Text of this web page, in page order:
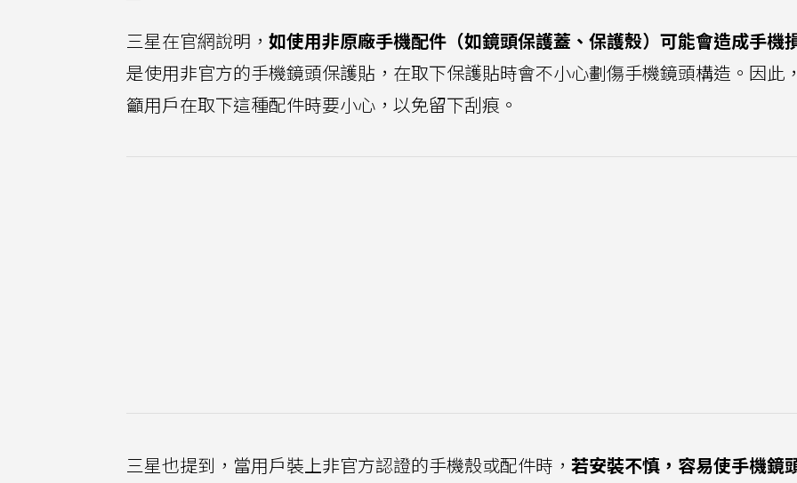
三星在官網說明， 如使用非原廠手機配件（如鏡頭保護蓋、保護殼）可能會造成手機
是使用非官方的手機鏡頭保護貼，在取下保護貼時會不小心劃傷手機鏡頭構造。因此
籲用戶在取下這種配件時要小心，以免留下刮痕。
三星也提到，當用戶裝上非官方認證的手機殼或配件時， 若安裝不慎，容易使手機鏡